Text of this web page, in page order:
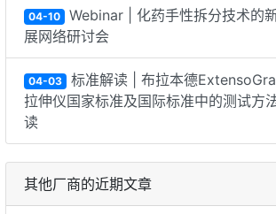
04-10 Webinar | 化药手性拆分技术的
展网络研讨会
04-03 标准解读 | 布拉本德
拉伸仪国家标准及国际标准中的测试方
读
其他厂商的近期文章